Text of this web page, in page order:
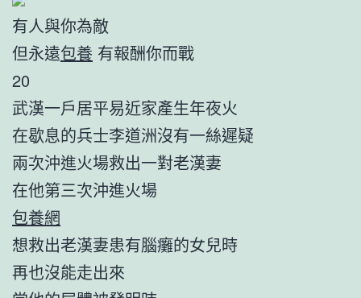
有人與你為敵
但永遠包養 有報酬你而戰
20
武漢一戶居平易近家產生年夜火
在歇息的兵士李道洲沒有一絲遲疑
兩次沖進火場救出一對老漢妻
在他第三次沖進火場
包養網
想救出老漢妻患有腦癱的女兒時
再也沒能走出來